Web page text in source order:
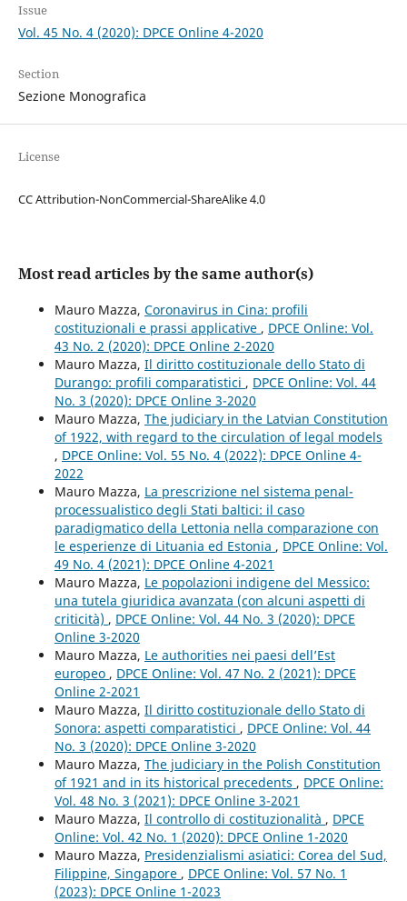
Issue
Vol. 45 No. 4 (2020): DPCE Online 4-2020
Section
Sezione Monografica
License
CC Attribution-NonCommercial-ShareAlike 4.0
Most read articles by the same author(s)
Mauro Mazza, Coronavirus in Cina: profili
costituzionali e prassi applicative , DPCE Online: Vol.
43 No. 2 (2020): DPCE Online 2-2020
Mauro Mazza, Il diritto costituzionale dello Stato di
Durango: profili comparatistici , DPCE Online: Vol. 44
No. 3 (2020): DPCE Online 3-2020
Mauro Mazza, The judiciary in the Latvian Constitution
of 1922, with regard to the circulation of legal models
, DPCE Online: Vol. 55 No. 4 (2022): DPCE Online 4-
2022
Mauro Mazza, La prescrizione nel sistema penal-
processualistico degli Stati baltici: il caso
paradigmatico della Lettonia nella comparazione con
le esperienze di Lituania ed Estonia , DPCE Online: Vol.
49 No. 4 (2021): DPCE Online 4-2021
Mauro Mazza, Le popolazioni indigene del Messico:
una tutela giuridica avanzata (con alcuni aspetti di
criticità) , DPCE Online: Vol. 44 No. 3 (2020): DPCE
Online 3-2020
Mauro Mazza, Le authorities nei paesi dell’Est
europeo , DPCE Online: Vol. 47 No. 2 (2021): DPCE
Online 2-2021
Mauro Mazza, Il diritto costituzionale dello Stato di
Sonora: aspetti comparatistici , DPCE Online: Vol. 44
No. 3 (2020): DPCE Online 3-2020
Mauro Mazza, The judiciary in the Polish Constitution
of 1921 and in its historical precedents , DPCE Online:
Vol. 48 No. 3 (2021): DPCE Online 3-2021
Mauro Mazza, Il controllo di costituzionalità , DPCE
Online: Vol. 42 No. 1 (2020): DPCE Online 1-2020
Mauro Mazza, Presidenzialismi asiatici: Corea del Sud,
Filippine, Singapore , DPCE Online: Vol. 57 No. 1
(2023): DPCE Online 1-2023